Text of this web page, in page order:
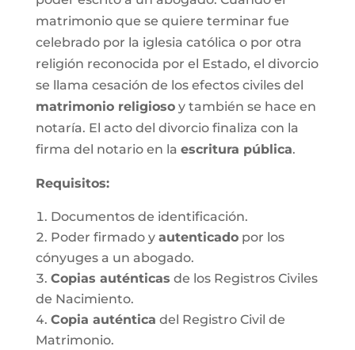
matrimonio que se quiere terminar fue
celebrado por la iglesia católica o por otra
religión reconocida por el Estado, el divorcio
se llama cesación de los efectos civiles del
matrimonio religiosoy también se hace en
notaría. El acto del divorcio finaliza con la
firma del notario en la escritura pública.
Requisitos:
Documentos de identificación.
Poder firmado y autenticadopor los
cónyuges a un abogado.
Copias auténticas de los Registros Civiles
de Nacimiento.
Copia auténtica del Registro Civil de
Matrimonio.